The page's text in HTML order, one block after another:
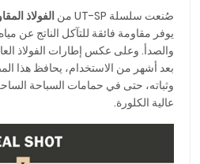
صُنعت سلسلة UT-SP من الفولاذ
يوفر مقاومة فائقة للتآكل الناتج عن
والصدأ. وعلى عكس إطارات الفولاذ
بعد أشهر من الاستخدام، يحافظ هذا
وثباته، حتى في حمامات السباحة
عالية الكلورة.